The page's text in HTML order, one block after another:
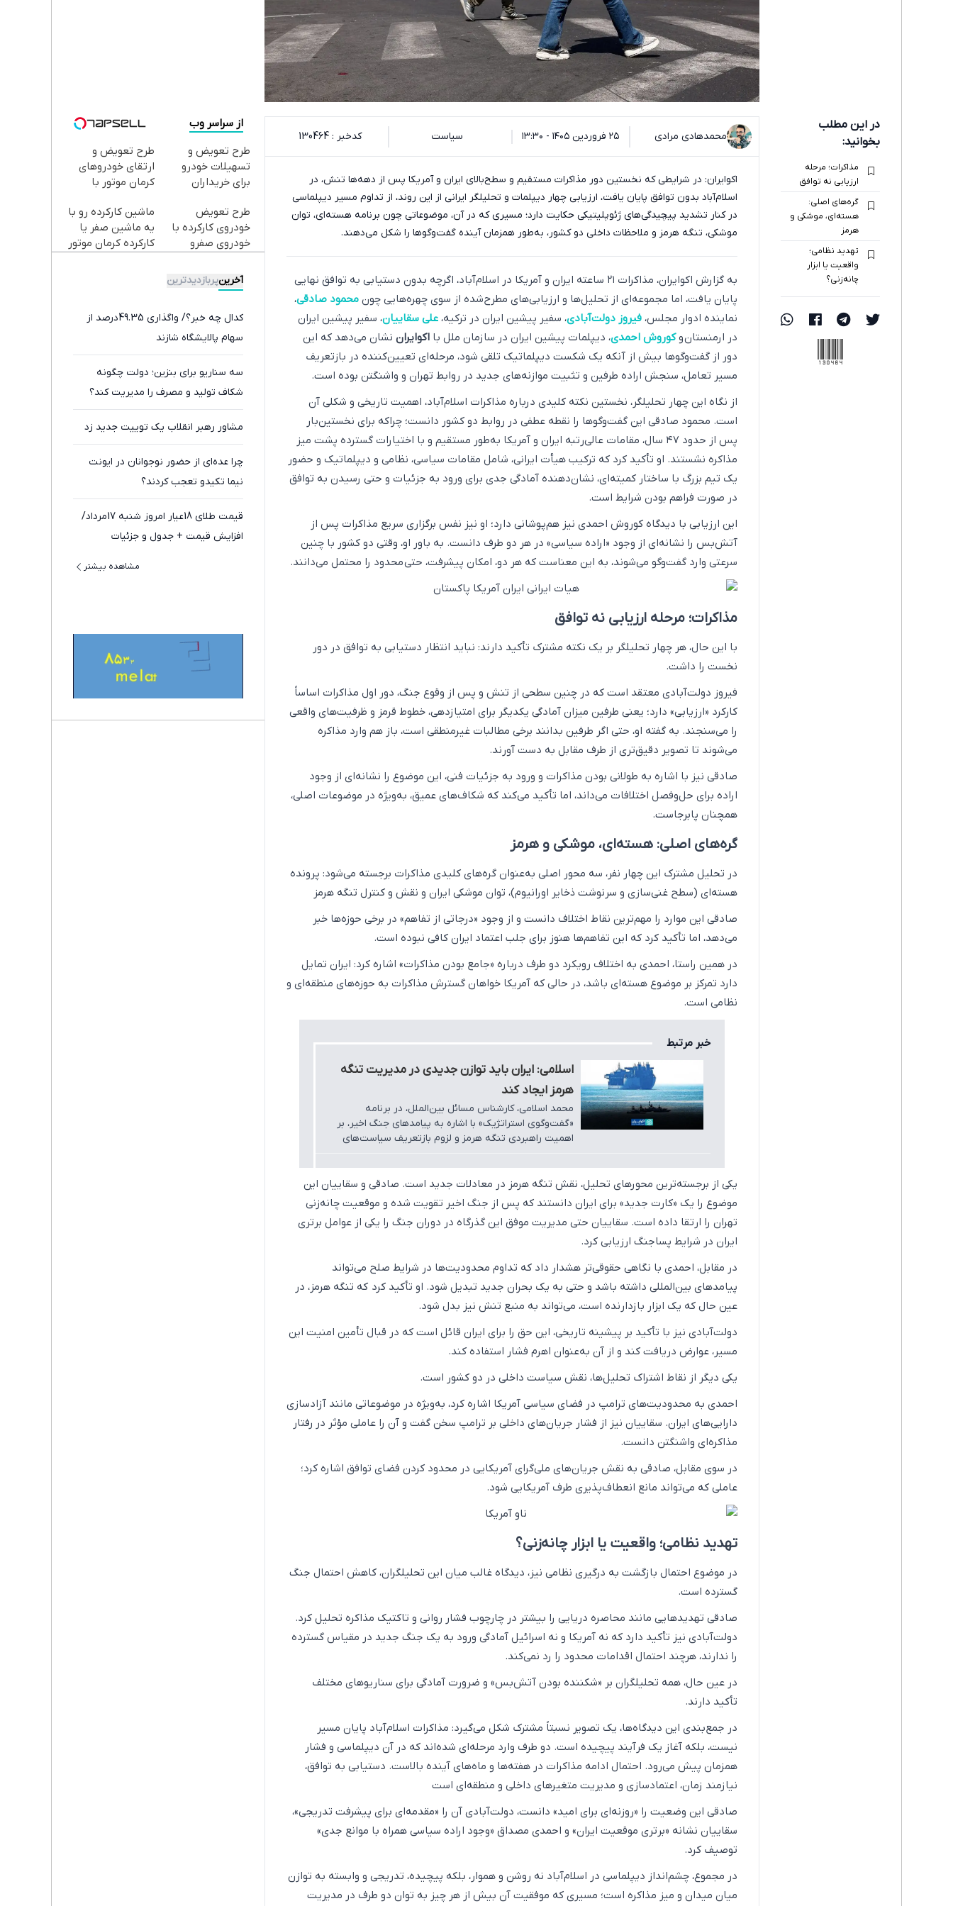
در این مطلب
بخوانید:
مذاکرات؛ مرحله
ارزیابی نه توافق
گره‌های اصلی:
هسته‌ای، موشکی و
هرمز
تهدید نظامی؛
واقعیت یا ابزار
چانه‌زنی؟
130464
محمدهادی مرادی ۲۵ فروردین ۱۴۰۵ - ۱۳:۳۰ سیاست کدخبر : 130464
اکوایران: در شرایطی که نخستین دور مذاکرات مستقیم و سطح‌بالای ایران و آمریکا پس از دهه‌ها تنش، در
اسلام‌آباد بدون توافق پایان یافت، ارزیابی چهار دیپلمات و تحلیلگر ایرانی از این روند، از تداوم مسیر دیپلماسی
در کنار تشدید پیچیدگی‌های ژئوپلیتیکی حکایت دارد؛ مسیری که در آن، موضوعاتی چون برنامه هسته‌ای، توان
موشکی، تنگه هرمز و ملاحظات داخلی دو کشور، به‌طور همزمان آینده گفت‌وگوها را شکل می‌دهند.
به گزارش اکوایران، مذاکرات ۲۱ ساعته ایران و آمریکا در اسلام‌آباد، اگرچه بدون دستیابی به توافق نهایی
پایان یافت، اما مجموعه‌ای از تحلیل‌ها و ارزیابی‌های مطرح‌شده از سوی چهره‌هایی چون محمود صادقی،
نماینده ادوار مجلس، فیروز دولت‌آبادی، سفیر پیشین ایران در ترکیه، علی سقاییان، سفیر پیشین ایران
در ارمنستان وکوروش احمدی، دیپلمات پیشین ایران در سازمان ملل با اکوایراننشان می‌دهد که این
دور از گفت‌وگوها بیش از آنکه یک شکست دیپلماتیک تلقی شود، مرحله‌ای تعیین‌کننده در بازتعریف
مسیر تعامل، سنجش اراده طرفین و تثبیت موازنه‌های جدید در روابط تهران و واشنگتن بوده است.
از نگاه این چهار تحلیلگر، نخستین نکته کلیدی درباره مذاکرات اسلام‌آباد، اهمیت تاریخی و شکلی آن
است. محمود صادقی این گفت‌وگوها را نقطه عطفی در روابط دو کشور دانست؛ چراکه برای نخستین‌بار
پس از حدود ۴۷ سال، مقامات عالی‌رتبه ایران و آمریکا به‌طور مستقیم و با اختیارات گسترده پشت میز
مذاکره نشستند. او تأکید کرد که ترکیب هیأت ایرانی، شامل مقامات سیاسی، نظامی و دیپلماتیک و حضور
یک تیم بزرگ با ساختار کمیته‌ای، نشان‌دهنده آمادگی جدی برای ورود به جزئیات و حتی رسیدن به توافق
در صورت فراهم بودن شرایط است.
این ارزیابی با دیدگاه کوروش احمدی نیز هم‌پوشانی دارد؛ او نیز نفس برگزاری سریع مذاکرات پس از
آتش‌بس را نشانه‌ای از وجود «اراده سیاسی» در هر دو طرف دانست. به باور او، وقتی دو کشور با چنین
سرعتی وارد گفت‌وگو می‌شوند، به این معناست که هر دو، امکان پیشرفت، حتی محدود را محتمل می‌دانند.
مذاکرات؛ مرحله ارزیابی نه توافق
با این حال، هر چهار تحلیلگر بر یک نکته مشترک تأکید دارند: نباید انتظار دستیابی به توافق در دور
نخست را داشت.
فیروز دولت‌آبادی معتقد است که در چنین سطحی از تنش و پس از وقوع جنگ، دور اول مذاکرات اساساً
کارکرد «ارزیابی» دارد؛ یعنی طرفین میزان آمادگی یکدیگر برای امتیازدهی، خطوط قرمز و ظرفیت‌های واقعی
را می‌سنجند. به گفته او، حتی اگر طرفین بدانند برخی مطالبات غیرمنطقی است، باز هم وارد مذاکره
می‌شوند تا تصویر دقیق‌تری از طرف مقابل به دست آورند.
صادقی نیز با اشاره به طولانی بودن مذاکرات و ورود به جزئیات فنی، این موضوع را نشانه‌ای از وجود
اراده برای حل‌وفصل اختلافات می‌داند، اما تأکید می‌کند که شکاف‌های عمیق، به‌ویژه در موضوعات اصلی،
همچنان پابرجاست.
گره‌های اصلی: هسته‌ای، موشکی و هرمز
در تحلیل مشترک این چهار نفر، سه محور اصلی به‌عنوان گره‌های کلیدی مذاکرات برجسته می‌شود: پرونده
هسته‌ای (سطح غنی‌سازی و سرنوشت ذخایر اورانیوم)، توان موشکی ایران و نقش و کنترل تنگه هرمز
صادقی این موارد را مهم‌ترین نقاط اختلاف دانست و از وجود «درجاتی از تفاهم» در برخی حوزه‌ها خبر
می‌دهد، اما تأکید کرد که این تفاهم‌ها هنوز برای جلب اعتماد ایران کافی نبوده است.
در همین راستا، احمدی به اختلاف رویکرد دو طرف درباره «جامع بودن مذاکرات» اشاره کرد: ایران تمایل
دارد تمرکز بر موضوع هسته‌ای باشد، در حالی که آمریکا خواهان گسترش مذاکرات به حوزه‌های منطقه‌ای و
نظامی است.
خبر مرتبط
اسلامی: ایران باید توازن جدیدی در مدیریت تنگه
هرمز ایجاد کند
محمد اسلامی، کارشناس مسائل بین‌الملل، در برنامه
«گفت‌وگوی استراتژیک» با اشاره به پیامدهای جنگ اخیر، بر
اهمیت راهبردی تنگه هرمز و لزوم بازتعریف سیاست‌های
یکی از برجسته‌ترین محورهای تحلیل، نقش تنگه هرمز در معادلات جدید است. صادقی و سقاییان این
موضوع را یک «کارت جدید» برای ایران دانستند که پس از جنگ اخیر تقویت شده و موقعیت چانه‌زنی
تهران را ارتقا داده است. سقاییان حتی مدیریت موفق این گذرگاه در دوران جنگ را یکی از عوامل برتری
ایران در شرایط پساجنگ ارزیابی کرد.
در مقابل، احمدی با نگاهی حقوقی‌تر هشدار داد که تداوم محدودیت‌ها در شرایط صلح می‌تواند
پیامدهای بین‌المللی داشته باشد و حتی به یک بحران جدید تبدیل شود. او تأکید کرد که تنگه هرمز، در
عین حال که یک ابزار بازدارنده است، می‌تواند به منبع تنش نیز بدل شود.
دولت‌آبادی نیز با تأکید بر پیشینه تاریخی، این حق را برای ایران قائل است که در قبال تأمین امنیت این
مسیر، عوارض دریافت کند و از آن به‌عنوان اهرم فشار استفاده کند.
یکی دیگر از نقاط اشتراک تحلیل‌ها، نقش سیاست داخلی در دو کشور است.
احمدی به محدودیت‌های ترامپ در فضای سیاسی آمریکا اشاره کرد، به‌ویژه در موضوعاتی مانند آزادسازی
دارایی‌های ایران. سقاییان نیز از فشار جریان‌های داخلی بر ترامپ سخن گفت و آن را عاملی مؤثر در رفتار
مذاکره‌ای واشنگتن دانست.
در سوی مقابل، صادقی به نقش جریان‌های ملی‌گرای آمریکایی در محدود کردن فضای توافق اشاره کرد؛
عاملی که می‌تواند مانع انعطاف‌پذیری طرف آمریکایی شود.
تهدید نظامی؛ واقعیت یا ابزار چانه‌زنی؟
در موضوع احتمال بازگشت به درگیری نظامی نیز، دیدگاه غالب میان این تحلیلگران، کاهش احتمال جنگ
گسترده است.
صادقی تهدیدهایی مانند محاصره دریایی را بیشتر در چارچوب فشار روانی و تاکتیک مذاکره تحلیل کرد.
دولت‌آبادی نیز تأکید دارد که نه آمریکا و نه اسرائیل آمادگی ورود به یک جنگ جدید در مقیاس گسترده
را ندارند، هرچند احتمال اقدامات محدود را رد نمی‌کند.
در عین حال، همه تحلیلگران بر «شکننده بودن آتش‌بس» و ضرورت آمادگی برای سناریوهای مختلف
تأکید دارند.
در جمع‌بندی این دیدگاه‌ها، یک تصویر نسبتاً مشترک شکل می‌گیرد: مذاکرات اسلام‌آباد پایان مسیر
نیست، بلکه آغاز یک فرآیند پیچیده است. دو طرف وارد مرحله‌ای شده‌اند که در آن دیپلماسی و فشار
همزمان پیش می‌رود. احتمال ادامه مذاکرات در هفته‌ها و ماه‌های آینده بالاست. دستیابی به توافق،
نیازمند زمان، اعتمادسازی و مدیریت متغیرهای داخلی و منطقه‌ای است
صادقی این وضعیت را «روزنه‌ای برای امید» دانست، دولت‌آبادی آن را «مقدمه‌ای برای پیشرفت تدریجی»،
سقاییان نشانه «برتری موقعیت ایران» و احمدی مصداق «وجود اراده سیاسی همراه با موانع جدی»
توصیف کرد.
در مجموع، چشم‌انداز دیپلماسی در اسلام‌آباد نه روشن و هموار، بلکه پیچیده، تدریجی و وابسته به توازن
میان میدان و میز مذاکره است؛ مسیری که موفقیت آن بیش از هر چیز به توان دو طرف در مدیریت
از سراسر وب
طرح تعویض و
تسهیلات خودرو
برای خریداران
موتور✅
طرح تعویض و
ارتقای خودروهای
کرمان موتور با
کنید
طرح تعویض
خودروی کارکرده با
خودروی صفرو
ماشین کارکرده رو با
یه ماشین صفر یا
کارکرده کرمان موتور
آخرینپربازدیدترین
کدال چه خبر؟/ واگذاری 49.35درصد از
سهام پالایشگاه شازند
سه سناریو برای بنزین؛ دولت چگونه
شکاف تولید و مصرف را مدیریت کند؟
مشاور رهبر انقلاب یک توییت جدید زد
چرا عده‌ای از حضور نوجوانان در ایونت
نیما تکیدو تعجب کردند؟
قیمت طلای 18عیار امروز شنبه 17مرداد/
افزایش قیمت + جدول و جزئیات
مشاهده بیشتر